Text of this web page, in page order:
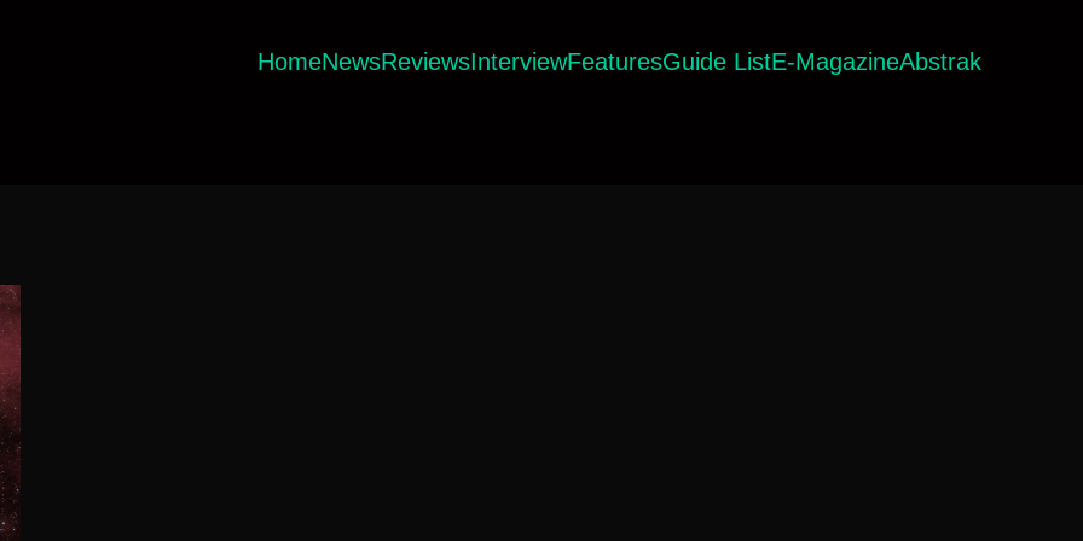
HomeNewsReviewsInterviewFeaturesGuide ListE-MagazineAbstrak